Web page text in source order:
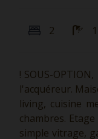
2 1
! SOUS-
l'acquéreur.
living, cuisine
chambres.
simple vitrage,